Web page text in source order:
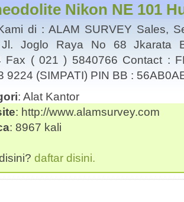
Nikon NE 101
di : ALAM SURVEY Sales,
Jl. Joglo Raya No 68 Jkarata
Fax ( 021 ) 5840766 Contact :
9224 (SIMPATI) PIN BB :
: Alat Kantor
: http://www.alamsurvey.com
: 8967 kali
daftar disini.